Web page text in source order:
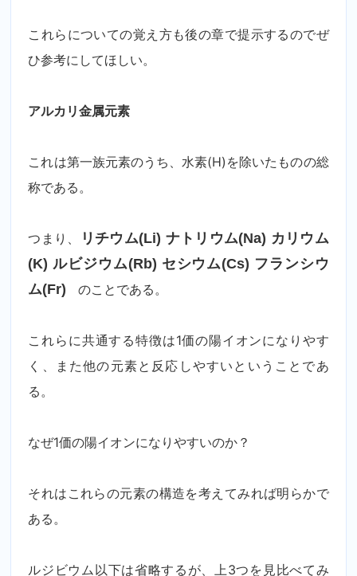
これらについての覚え方も後の章で提示するのでぜ
ひ参考にしてほしい。
アルカリ金属元素
これは第一族元素のうち、水素(H)を除いたものの総
称である。
つまり、
リチウム(Li) ナトリウム(Na) カリウム
(K) ルビジウム(Rb) セシウム(Cs) フランシウ
ム(Fr) のことである。
これらに共通する特徴は1価の陽イオンになりやす
く、また他の元素と反応しやすいということであ
る。
なぜ1価の陽イオンになりやすいのか？
それはこれらの元素の構造を考えてみれば明らかで
ある。
ルジビウム以下は省略するが、上3つを見比べてみ